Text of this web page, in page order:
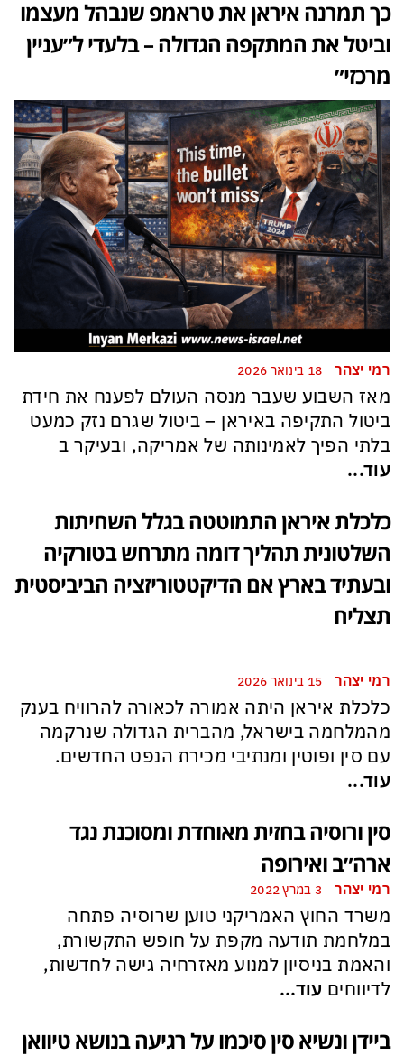
כך תמרנה איראן את טראמפ שנבהל מעצמו
וביטל את המתקפה הגדולה – בלעדי ל״עניין
מרכזי״
רמי יצהר
מאז השבוע שעבר מנסה העולם לפענח את חידת
ביטול התקיפה באיראן – ביטול שגרם נזק כמעט
בלתי הפיך לאמינותה של אמריקה, ובעיקר ב
עוד...
כלכלת איראן התמוטטה בגלל השחיתות
השלטונית תהליך דומה מתרחש בטורקיה
ובעתיד בארץ אם הדיקטטוריזציה הביביסטית
תצליח
רמי יצהר
כלכלת איראן היתה אמורה לכאורה להרוויח בענק
מהמלחמה בישראל, מהברית הגדולה שנרקמה
עם סין ופוטין ומנתיבי מכירת הנפט החדשים.
עוד...
סין ורוסיה בחזית מאוחדת ומסוכנת נגד
ארה״ב ואירופה
רמי יצהר
משרד החוץ האמריקני טוען שרוסיה פתחה
במלחמת תודעה מקפת על חופש התקשורת,
והאמת בניסיון למנוע מאזרחיה גישה לחדשות,
לדיווחים עוד...
ביידן ונשיא סין סיכמו על רגיעה בנושא טיוואן